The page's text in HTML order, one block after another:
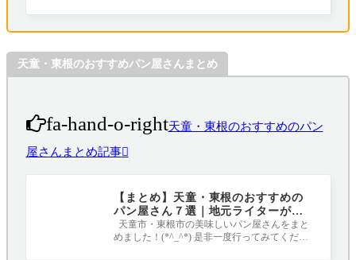
天童・東根のおすすめパン屋さんまとめ
fa-hand-o-right天童・東根のおすすめのパン
屋さんまとめ記事
【まとめ】天童・東根のおすすめの
パン屋さん７選｜地元ライターがす
べて行ってみました！
天童市・東根市の美味しいパン屋さんをまと
めました！(*^_^*) 是非一度行ってみてくださ